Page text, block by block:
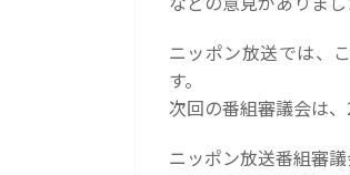
ニッポン放送では、
す。
次回の番組審議会は
ニッポン放送番組審